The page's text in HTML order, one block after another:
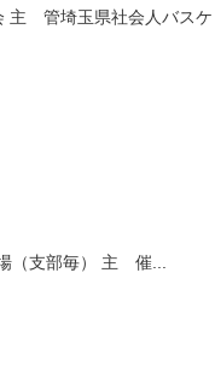
主 管埼玉県社会人バスケ
（支部毎） 主 催...